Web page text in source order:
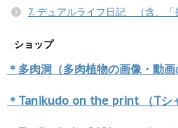
7. デュアルライフ日記 （含、「
ショップ
＊多肉洞（多肉植物の画像・動画
＊Tanikudo on the print （Tシ